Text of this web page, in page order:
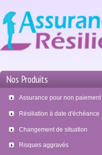
Nos Produits
Assurance pour non paiement
Résiliation à date d'échéance
Changement de situation
Risques aggravés